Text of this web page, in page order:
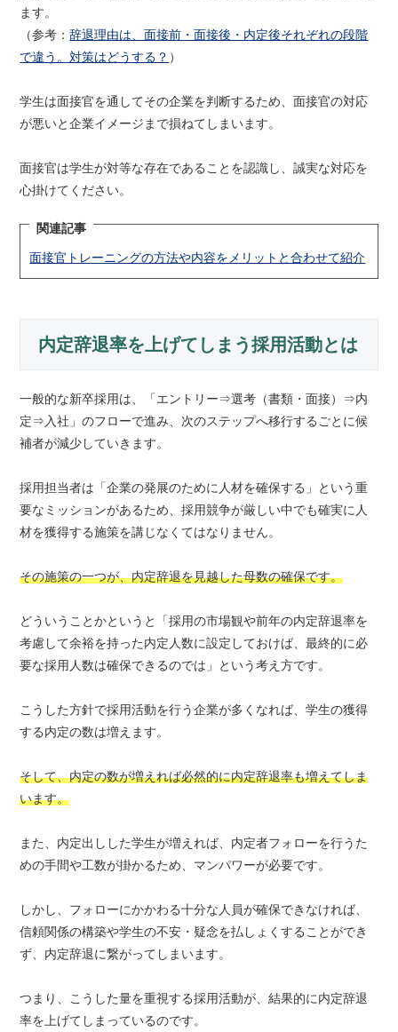
ます。
（参考：辞退理由は、面接前・面接後・内定後それぞれの段階
で違う。対策はどうする？ ）
学生は面接官を通してその企業を判断するため、面接官の対応
が悪いと企業イメージまで損ねてしまいます。
面接官は学生が対等な存在であることを認識し、誠実な対応を
心掛けてください。
関連記事
面接官トレーニングの方法や内容をメリットと合わせて紹介
内定辞退率を上げてしまう採用活動とは
一般的な新卒採用は、「エントリー⇒選考（書類・面接）⇒内
定⇒入社」のフローで進み、次のステップへ移行するごとに候
補者が減少していきます。
採用担当者は「企業の発展のために人材を確保する」という重
要なミッションがあるため、採用競争が厳しい中でも確実に人
材を獲得する施策を講じなくてはなりません。
その施策の一つが、内定辞退を見越した母数の確保です。
どういうことかというと「採用の市場観や前年の内定辞退率を
考慮して余裕を持った内定人数に設定しておけば、最終的に必
要な採用人数は確保できるのでは」という考え方です。
こうした方針で採用活動を行う企業が多くなれば、学生の獲得
する内定の数は増えます。
そして、内定の数が増えれば必然的に内定辞退率も増えてしま
います。
また、内定出しした学生が増えれば、内定者フォローを行うた
めの手間や工数が掛かるため、マンパワーが必要です。
しかし、フォローにかかわる十分な人員が確保できなければ、
信頼関係の構築や学生の不安・疑念を払しょくすることができ
ず、内定辞退に繋がってしまいます。
つまり、こうした量を重視する採用活動が、結果的に内定辞退
率を上げてしまっているのです。